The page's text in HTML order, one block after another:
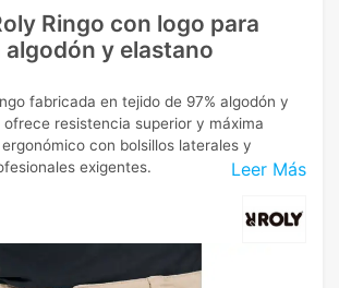
Ringo con logo para
algodón y elastano
Leer Más
fabricada en tejido de 97% algodón y
ofrece resistencia superior y máxima
con bolsillos laterales y
exigentes.